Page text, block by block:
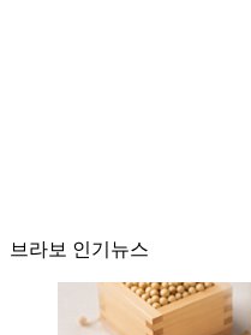
브라보 인기뉴스